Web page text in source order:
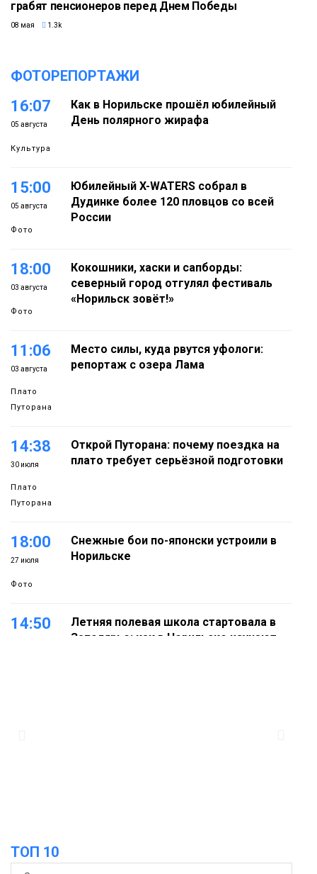
грабят пенсионеров перед Днем Победы
08 мая 1.3k
ФОТОРЕПОРТАЖИ
16:07
05 августа
Культура
Как в Норильске прошёл юбилейный
День полярного жирафа
15:00
05 августа
Фото
Юбилейный X-WATERS собрал в
Дудинке более 120 пловцов со всей
России
18:00
03 августа
Фото
Кокошники, хаски и сапборды:
северный город отгулял фестиваль
«Норильск зовёт!»
11:06
03 августа
Плато
Путорана
Место силы, куда рвутся уфологи:
репортаж с озера Лама
14:38
30 июля
Плато
Путорана
Открой Путорана: почему поездка на
плато требует серьёзной подготовки
18:00
27 июля
Фото
Снежные бои по-японски устроили в
Норильске
14:50
Летняя полевая школа стартовала в
Заполярье: как в Норильске изучают
18:30
Заполярное лето в разгаре: Норильск
ТОП 10